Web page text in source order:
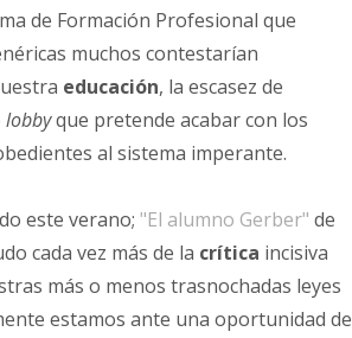
de Formación Profesional que
muchos contestarían
educación, la escasez de
lobbyque pretende acabar con los
al sistema imperante.
este verano; "El alumno Gerber" de
cada vez más de la crítica incisiva
más o menos trasnochadas leyes
estamos ante una oportunidad de